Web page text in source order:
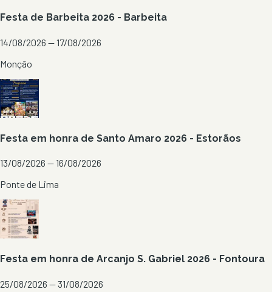
Festa de Barbeita 2026 - Barbeita
14/08/2026 — 17/08/2026
Monção
Festa em honra de Santo Amaro 2026 - Estorãos
13/08/2026 — 16/08/2026
Ponte de Lima
Festa em honra de Arcanjo S. Gabriel 2026 - Fontoura
25/08/2026 — 31/08/2026